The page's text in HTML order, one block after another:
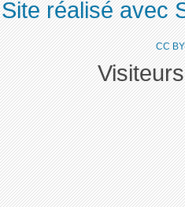
Site réalisé avec
CC